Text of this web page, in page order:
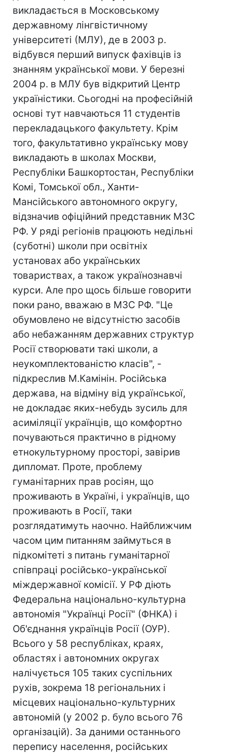
викладається в Московському
державному лінгвістичному
університеті (МЛУ), де в 2003 р.
відбувся перший випуск фахівців із
знанням української мови. У березні
2004 р. в МЛУ був відкритий Центр
україністики. Сьогодні на професійній
основі тут навчаються 11 студентів
перекладацького факультету. Крім
того, факультативно українську мову
викладають в школах Москви,
Республіки Башкортостан, Республіки
Комі, Томської обл., Ханти-
Мансійського автономного округу,
відзначив офіційний представник МЗС
РФ. У ряді регіонів працюють недільні
(суботні) школи при освітніх
установах або українських
товариствах, а також українознавчі
курси. Але про щось більше говорити
поки рано, вважаю в МЗС РФ. "Це
обумовлено не відсутністю засобів
або небажанням державних структур
Росії створювати такі школи, а
неукомплектованістю класів", -
підкреслив М.Камінін. Російська
держава, на відміну від української,
не докладає яких-небудь зусиль для
асиміляції українців, що комфортно
почуваються практично в рідному
етнокультурному просторі, завірив
дипломат. Проте, проблему
гуманітарних прав росіян, що
проживають в Україні, і українців, що
проживають в Росії, таки
розглядатимуть наочно. Найближчим
часом цим питанням займуться в
підкомітеті з питань гуманітарної
співпраці російсько-української
міждержавної комісії. У РФ діють
Федеральна національно-культурна
автономія "Українці Росії" (ФНКА) і
Об'єднання українців Росії (ОУР).
Всього у 58 республіках, краях,
областях і автономних округах
налічується 105 таких суспільних
рухів, зокрема 18 регіональних і
місцевих національно-культурних
автономій (у 2002 р. було всього 76
організацій). За даними останнього
перепису населення, російських